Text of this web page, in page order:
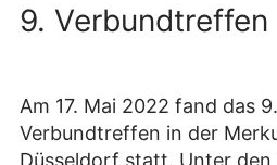
9. Verbundtreffen
Am 17. Mai 2022 fand das
Verbundtreffen in der
Düsseldorf statt. Unter den